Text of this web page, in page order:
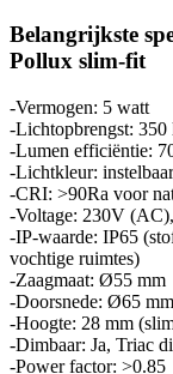
Belangrijkste
Pollux slim-fit
-Vermogen: 5 watt
-Lichtopbrengst: 350
-Lumen efficiëntie:
-Lichtkleur:
-CRI: >90Ra voor
-Voltage: 230V
-IP-waarde: IP65
vochtige ruimtes)
-Zaagmaat: Ø55 mm
-Doorsnede: Ø65 mm
-Hoogte: 28 mm
-Dimbaar: Ja, Triac
-Power factor: >0.85